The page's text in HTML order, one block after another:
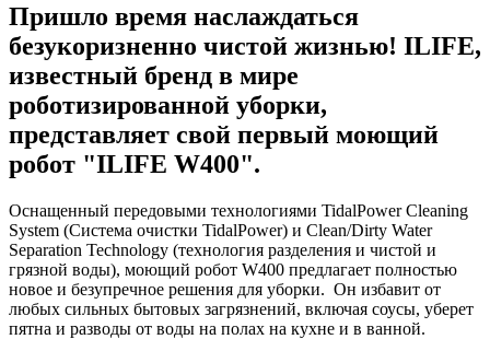
Пришло время наслаждаться
безукоризненно чистой жизнью! ILIFE,
известный бренд в мире
роботизированной уборки,
представляет свой первый моющий
робот "ILIFE W400".
Оснащенный передовыми технологиями TidalPower Cleaning
System (Система очистки TidalPower) и Clean/Dirty Water
Separation Technology (технология разделения и чистой и
грязной воды), моющий робот W400 предлагает полностью
новое и безупречное решения для уборки. Он избавит от
любых сильных бытовых загрязнений, включая соусы, уберет
пятна и разводы от воды на полах на кухне и в ванной.